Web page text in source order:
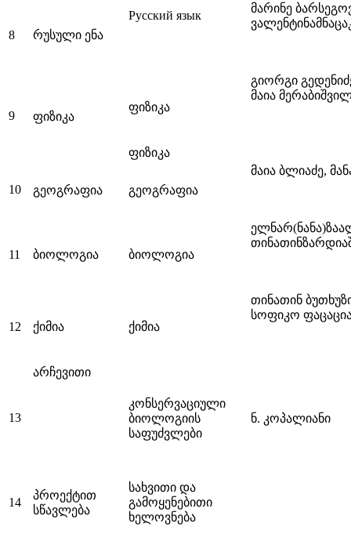
8 რუსული ენა
Русский язык
მარინე
9 ფიზიკა
ფიზიკა
გიორგი
მაია
ფიზიკა
10 გეოგრაფია გეოგრაფია
მაია ბლიაძე,
11 ბიოლოგია ბიოლოგია
12 ქიმია ქიმია
თინათინ
სოფიკო
13
არჩევითი
კონსერვაციული
ბიოლოგიის
საფუძვლები
ნ. კოპალიანი
14
პროექტით
სწავლება
სახვითი და
გამოყენებითი
ხელოვნება